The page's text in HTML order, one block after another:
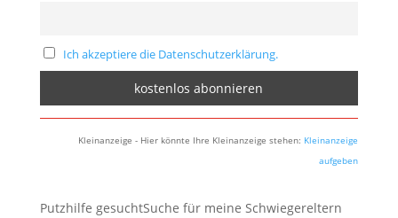
Ich akzeptiere die Datenschutzerklärung.
Kleinanzeige - Hier könnte Ihre Kleinanzeige stehen: Kleinanzeige
aufgeben
Putzhilfe gesuchtSuche für meine Schwiegereltern